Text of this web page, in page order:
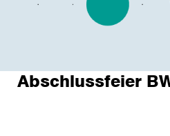
Abschlussfeier